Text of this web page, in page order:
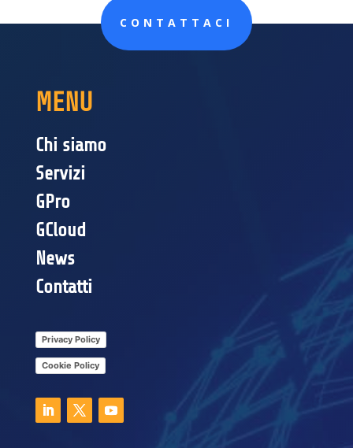
CONTATTACI
MENU
Chi siamo
Servizi
GPro
GCloud
News
Contatti
Privacy Policy
Cookie Policy